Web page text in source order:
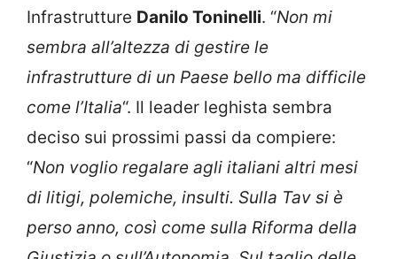
Infrastrutture Danilo Toninelli. “Non mi
sembra all’altezza di gestire le
infrastrutture di un Paese bello ma difficile
come l’Italia“. Il leader leghista sembra
deciso sui prossimi passi da compiere:
“Non voglio regalare agli italiani altri mesi
di litigi, polemiche, insulti. Sulla Tav si è
perso anno, così come sulla Riforma della